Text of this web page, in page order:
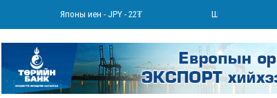
Японы иен - JPY - 22₮ Швейцарийн франк -